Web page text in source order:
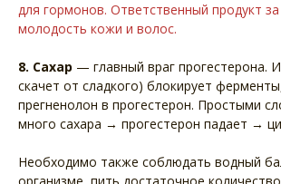
для гормонов. Ответственный продукт за
молодость кожи и волос.
8. Сахар — главный враг прогестерона.
скачет от сладкого) блокирует
прегненолон в прогестерон. Простыми
много сахара → прогестерон падает →
Необходимо также соблюдать водный